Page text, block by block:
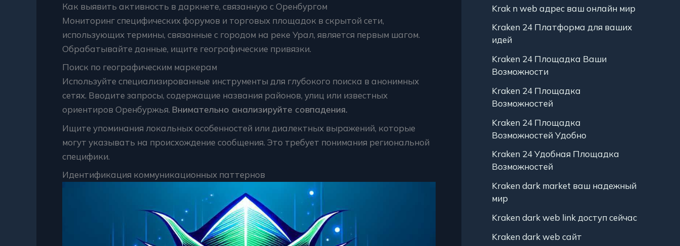
Как выявить активность в даркнете, связанную с Оренбургом
Мониторинг специфических форумов и торговых площадок в скрытой сети,
использующих термины, связанные с городом на реке Урал, является первым шагом.
Обрабатывайте данные, ищите географические привязки.
Поиск по географическим маркерам
Используйте специализированные инструменты для глубокого поиска в анонимных
сетях. Вводите запросы, содержащие названия районов, улиц или известных
ориентиров Оренбуржья. Внимательно анализируйте совпадения.
Ищите упоминания локальных особенностей или диалектных выражений, которые
могут указывать на происхождение сообщения. Это требует понимания региональной
специфики.
Идентификация коммуникационных паттернов
Krak n web адрес ваш онлайн мир
Kraken 24 Платформа для ваших
идей
Kraken 24 Площадка Ваши
Возможности
Kraken 24 Площадка
Возможностей
Kraken 24 Площадка
Возможностей Удобно
Kraken 24 Удобная Площадка
Возможностей
Kraken dark market ваш надежный
мир
Kraken dark web link доступ сейчас
Kraken dark web сайт